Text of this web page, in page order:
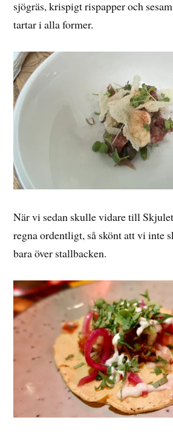
sjögräs, krispigt rispapper och
tartar i alla former.
När vi sedan skulle vidare till
regna ordentligt, så skönt att vi inte
bara över stallbacken.